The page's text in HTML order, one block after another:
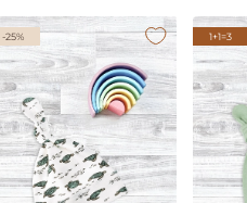
-25% 1+1=3